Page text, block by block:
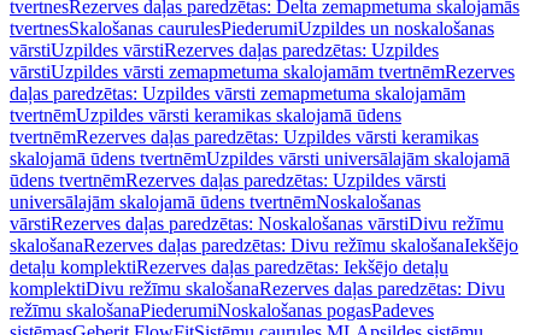
tvertnesRezerves daļas paredzētas: Delta zemapmetuma skalojamās
tvertnesSkalošanas caurulesPiederumiUzpildes un noskalošanas
vārstiUzpildes vārstiRezerves daļas paredzētas: Uzpildes
vārstiUzpildes vārsti zemapmetuma skalojamām tvertnēmRezerves
daļas paredzētas: Uzpildes vārsti zemapmetuma skalojamām
tvertnēmUzpildes vārsti keramikas skalojamā ūdens
tvertnēmRezerves daļas paredzētas: Uzpildes vārsti keramikas
skalojamā ūdens tvertnēmUzpildes vārsti universālajām skalojamā
ūdens tvertnēmRezerves daļas paredzētas: Uzpildes vārsti
universālajām skalojamā ūdens tvertnēmNoskalošanas
vārstiRezerves daļas paredzētas: Noskalošanas vārstiDivu režīmu
skalošanaRezerves daļas paredzētas: Divu režīmu skalošanaIekšējo
detaļu komplektiRezerves daļas paredzētas: Iekšējo detaļu
komplektiDivu režīmu skalošanaRezerves daļas paredzētas: Divu
režīmu skalošanaPiederumiNoskalošanas pogasPadeves